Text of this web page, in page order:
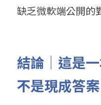
缺乏微軟端公開的
結論｜這是
不是現成答案